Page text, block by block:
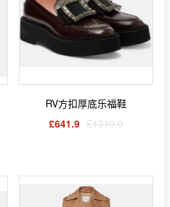
RV方扣厚底乐福鞋
£641.9 £1310.0